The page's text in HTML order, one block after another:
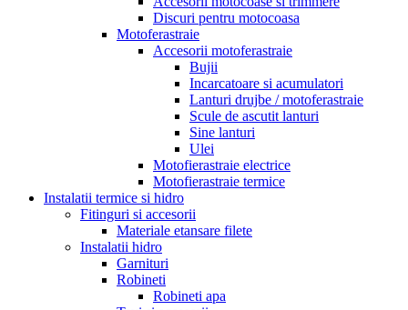
Discuri pentru motocoasa
Motoferastraie
Accesorii motoferastraie
Bujii
Incarcatoare si acumulatori
Lanturi drujbe / motoferastraie
Scule de ascutit lanturi
Sine lanturi
Ulei
Motofierastraie electrice
Motofierastraie termice
Instalatii termice si hidro
Fitinguri si accesorii
Materiale etansare filete
Instalatii hidro
Garnituri
Robineti
Robineti apa